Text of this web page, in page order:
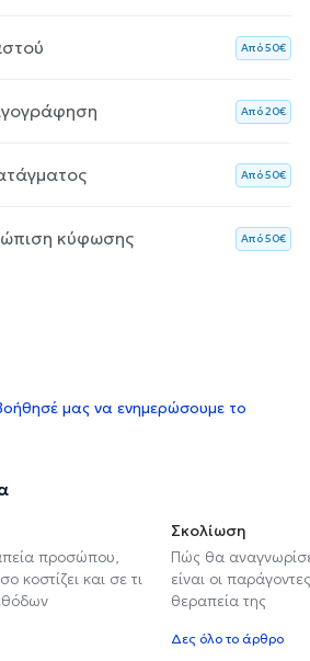
Aπό 50€
Aπό 20€
Aπό 50€
κύφωσης Aπό 50€
μας να ενημερώσουμε το
προσώπου,
κοστίζει και σε τι
Σκολίωση
Πώς θα
είναι οι
θεραπεία της
Δες όλο το άρθρο